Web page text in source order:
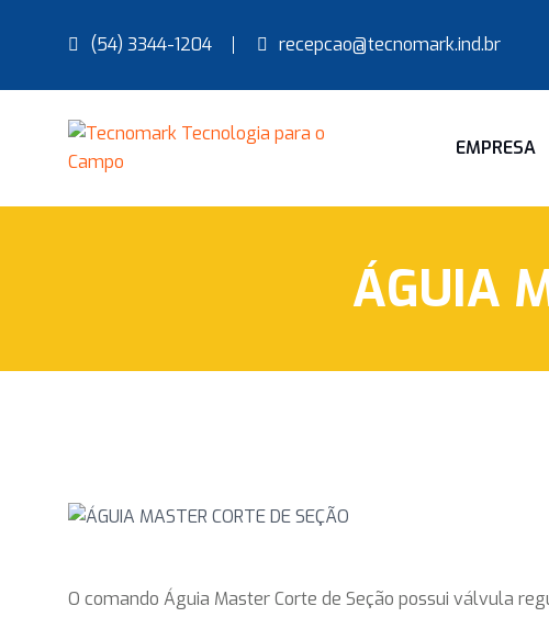
(54) 3344-1204 recepcao@tecnomark.ind.br
EMPRESA
ÁGUIA
O comando Águia Master Corte de Seção possui válvula